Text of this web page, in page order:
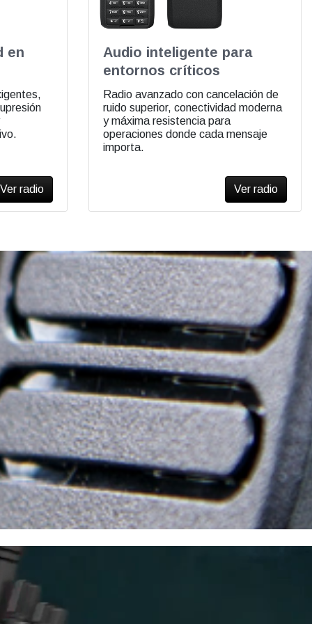
en
Ver radio
Audio inteligente para
entornos críticos
Radio avanzado con cancelación de
ruido superior, conectividad moderna
y máxima resistencia para
operaciones donde cada mensaje
importa.
Ver radio